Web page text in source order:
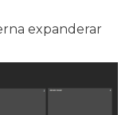
expanderar